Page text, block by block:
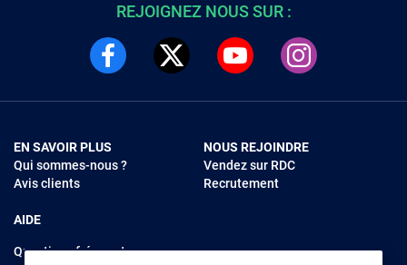
REJOIGNEZ NOUS SUR :
EN SAVOIR PLUS
Qui sommes-nous ?
Avis clients
AIDE
Questions fréquentes
NOUS REJOINDRE
Vendez sur RDC
Recrutement